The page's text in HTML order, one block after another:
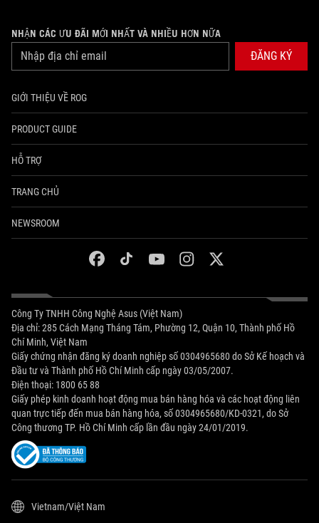
NHẬN CÁC ƯU ĐÃI MỚI NHẤT VÀ NHIỀU HƠN NỮA
ĐĂNG KÝ
GIỚI THIỆU VỀ ROG
PRODUCT GUIDE
HỖ TRỢ
TRANG CHỦ
NEWSROOM
facebooktiktok youtubeinstagramtwitter
Công Ty TNHH Công Nghệ Asus (Việt Nam)
Địa chỉ: 285 Cách Mạng Tháng Tám, Phường 12, Quận 10, Thành phố Hồ
Chí Minh, Việt Nam
Giấy chứng nhận đăng ký doanh nghiệp số 0304965680 do Sở Kế hoạch và
Đầu tư và Thành phố Hồ Chí Minh cấp ngày 03/05/2007.
Điện thoại: 1800 65 88
Giấy phép kinh doanh hoạt động mua bán hàng hóa và các hoạt động liên
quan trực tiếp đến mua bán hàng hóa, số 0304965680/KD-0321, do Sở
Công thương TP. Hồ Chí Minh cấp lần đầu ngày 24/01/2019.
Vietnam/Việt Nam